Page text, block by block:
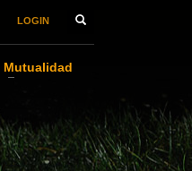
LOGIN
Mutualidad